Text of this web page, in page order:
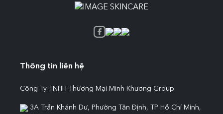
Thông tin liên hệ
Công Ty TNHH Thương Mại Minh Khương Group
3A Trần Khánh Dư, Phường Tân Định, TP Hồ Chí Minh,